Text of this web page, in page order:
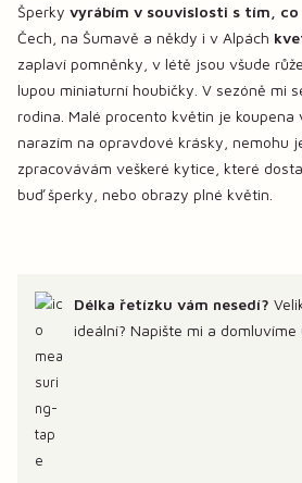
Šperky vyrábím v souvislosti s tím, co
Čech, na Šumavě a někdy i v Alpách
zaplaví pomněnky, v létě jsou všude
lupou miniaturní houbičky. V sezóně mi
rodina. Malé procento květin je
narazím na opravdové krásky, nemohu
zpracovávám veškeré kytice, které
buď šperky, nebo obrazy plné květin.
Délka řetízku vám nesedí?
ideální? Napište mi a